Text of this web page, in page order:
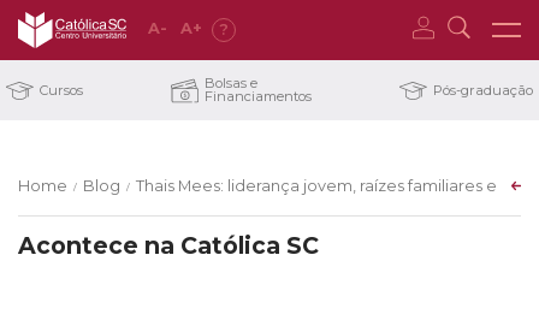
A- A+ ?
Cursos Bolsas e
Financiamentos Pós-graduação
Home / Blog / Thais Mees: liderança jovem, raízes familiares e
Acontece na Católica SC